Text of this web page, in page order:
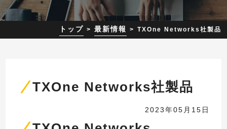
トップ 最新情報 TXOne Networks社製品
TXOne Networks社製品
2023年05月15日